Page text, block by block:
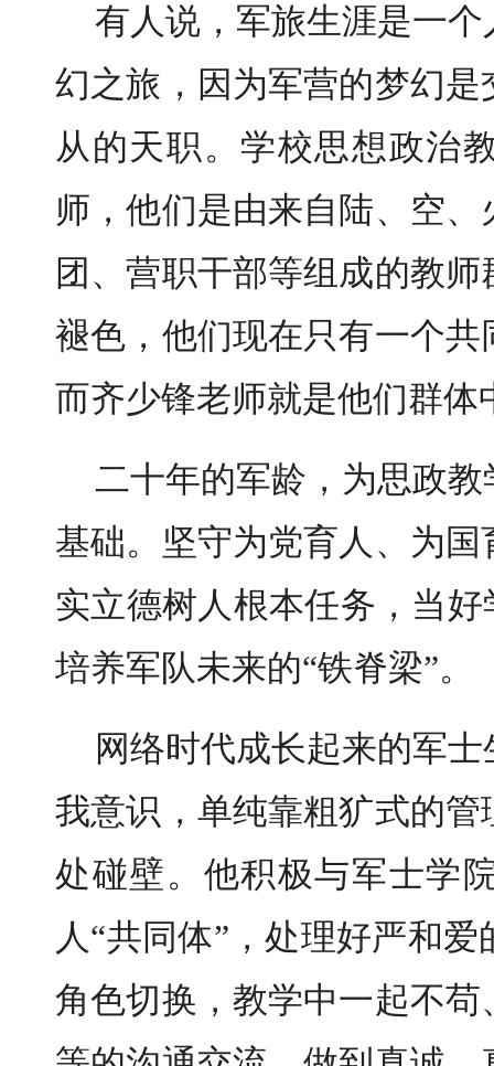
有人说，军旅生涯是一
幻之旅，因为军营的梦幻
从的天职。学校思想政治
师，他们是由来自陆、空
团、营职干部等组成的教
褪色，他们现在只有一个
而齐少锋老师就是他们群体
二十年的军龄，为思政
基础。坚守为党育人、为
实立德树人根本任务，当
培养军队未来的“铁脊梁”。
网络时代成长起来的军
我意识，单纯靠粗犷式的
处碰壁。他积极与军士学
人“共同体”，处理好严和
角色切换，教学中一起不